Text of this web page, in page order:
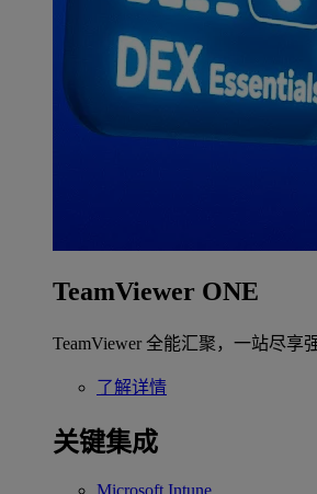
TeamViewer ONE
TeamViewer 全能汇聚，一站尽享
了解详情
关键集成
Microsoft Intune